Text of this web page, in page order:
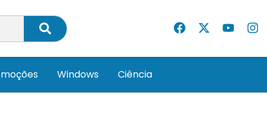
Windows Ciência